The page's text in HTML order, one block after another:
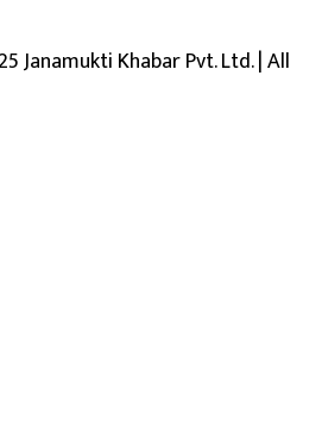
Janamukti Khabar Pvt. Ltd. | All